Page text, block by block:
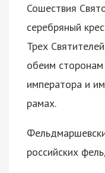
Сошествия
серебряный
Трех
обеим
императора и
рамах.
российских